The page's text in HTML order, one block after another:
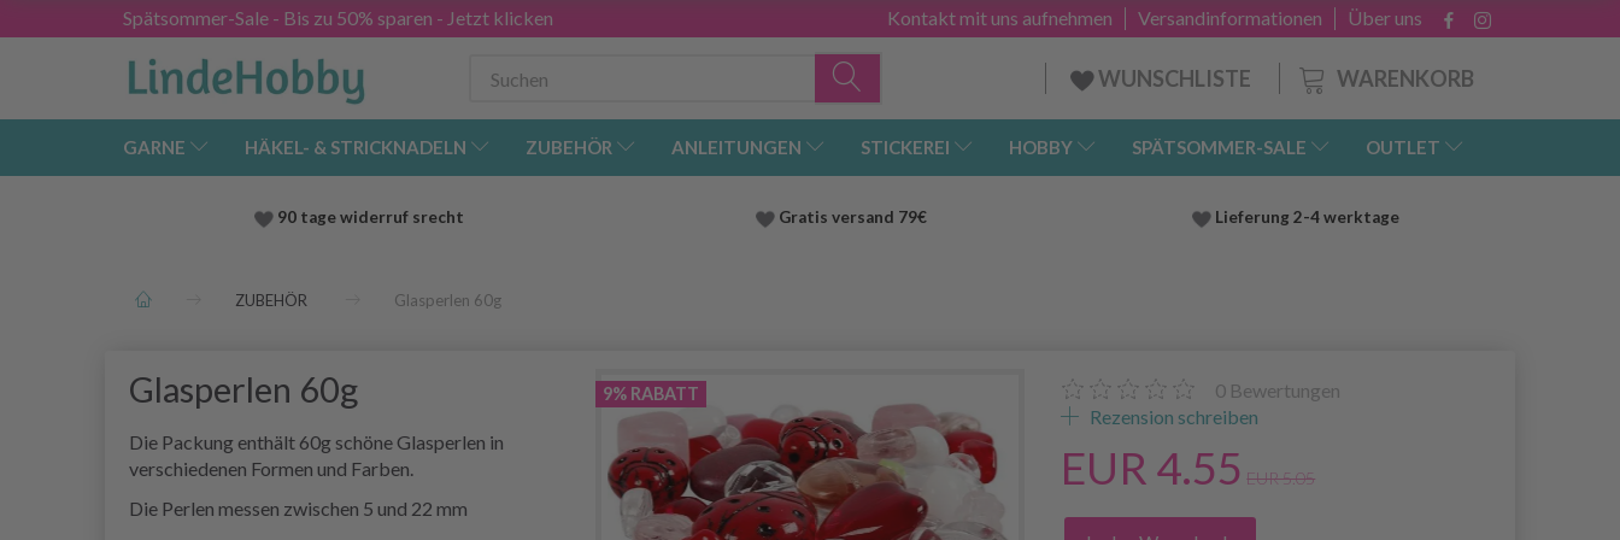
Spätsommer-Sale - Bis zu 50% sparen - Jetzt klicken Über uns
Versandinformationen
Kontakt mit uns aufnehmen
WARENKORB
WUNSCHLISTE
GARNE HÄKEL- & STRICKNADELN ZUBEHÖR ANLEITUNGEN STICKEREI HOBBY SPÄTSOMMER-SALE OUTLET
90 tage widerruf srecht Gratis versand 79€ Lieferung 2-4 werktage
ZUBEHÖR Glasperlen 60g
Glasperlen 60g
Die Packung enthält 60g schöne Glasperlen in
verschiedenen Formen und Farben.
Die Perlen messen zwischen 5 und 22 mm
9% RABATT 0 Bewertungen
Rezension schreiben
EUR 4.55 EUR 5.05